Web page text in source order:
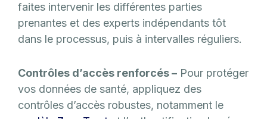
faites intervenir les différentes parties
prenantes et des experts indépendants tôt
dans le processus, puis à intervalles réguliers.
Contrôles d’accès renforcés – Pour protéger
vos données de santé, appliquez des
contrôles d’accès robustes, notamment le